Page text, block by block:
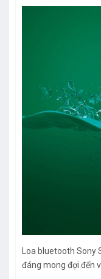
Loa bluetooth Sony
đáng mong đợi đến